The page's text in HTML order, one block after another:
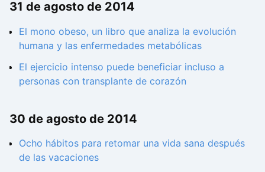
31 de agosto de 2014
El mono obeso, un libro que analiza la evolución
humana y las enfermedades metabólicas
El ejercicio intenso puede beneficiar incluso a
personas con transplante de corazón
30 de agosto de 2014
Ocho hábitos para retomar una vida sana después
de las vacaciones